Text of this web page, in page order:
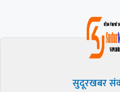
सुदूरखबर